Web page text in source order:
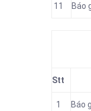
11 Báo
Stt
1 Báo